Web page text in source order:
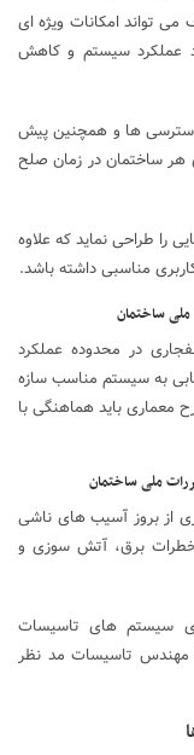
می تواند امکانات ویژه ای
عملکرد سیستم و کاهش
دسترسی ها و همچنین پیش
هر ساختمان در زمان صلح
را طراحی نماید که علاوه
مناسبی داشته باشد.
در محدوده عملکرد
به سیستم مناسب سازه
معماری باید هماهنگی با
از بروز آسیب های ناشی
خطرات برق، آتش سوزی و
سیستم های تاسیسات
مهندس تاسیسات مد نظر